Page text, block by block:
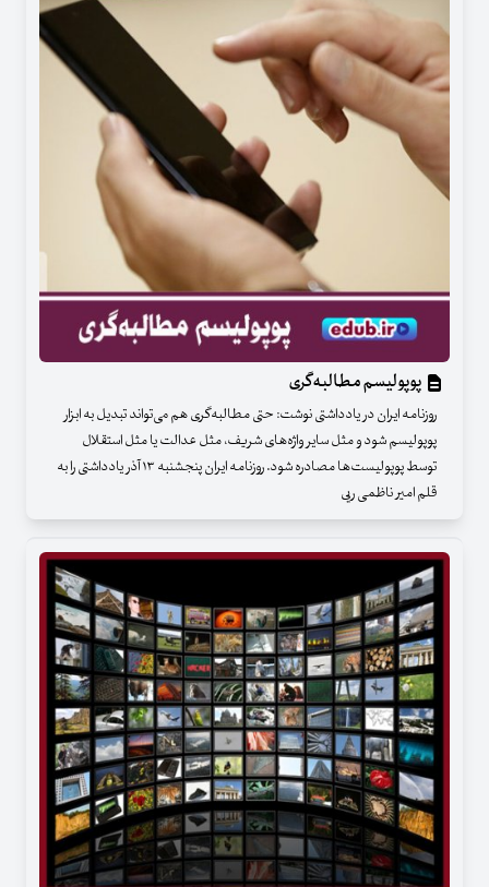
پوپولیسم مطالبه‌گری
روزنامه ایران در یادداشتی نوشت: حتی مطالبه‌گری هم می‌تواند تبدیل به ابزار
پوپولیسم شود و مثل سایر واژه‌های شریف، مثل عدالت یا مثل استقلال
توسط پوپولیست‌ها مصادره شود. روزنامه ایران پنجشنبه ۱۳ آذر یادداشتی را به
قلم امیر ناظمی ریی